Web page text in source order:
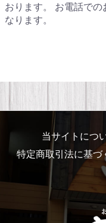
おります。 お電話で
なります。
当サイトにつ
特定商取引法に基づ